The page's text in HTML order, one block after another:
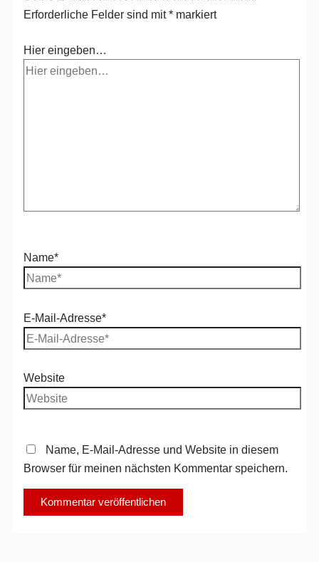
Erforderliche Felder sind mit* markiert
Hier eingeben…
Name*
E-Mail-Adresse*
Website
Name, E-Mail-Adresse und Website in diesem
Browser für meinen nächsten Kommentar speichern.